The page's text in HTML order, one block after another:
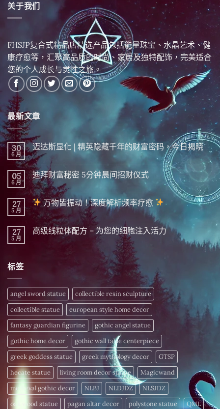
关于我们
FHSJP复合式精品店精选产品包括能量珠宝、水晶艺术、健
康疗愈等，汇聚高品质的时尚、家居及独特配饰，完美适合
您的个人成长与灵性之旅。
最新文章
30
6 月
迈达斯显化 | 精英隐藏千年的财富密码，今日揭晓
在
〈迈
达
斯
显
化
|
精
英
隐
藏
千
年
晓〉
中
尚
無
留
言
05
6 月
迪拜财富秘密 5分钟晨间招财仪式
在
〈迪
拜
财
富
秘
密 5
分
钟
尚
無
留
言
27
5 月
万物皆振动！深度解析频率疗愈
在
万
频
率
疗
愈
〉
中
尚
無
留
言
27
5 月
高级线粒体配方 – 为您的细胞注入活力
–
为
您
的
细
胞
注
入
活
力〉
中
标签
angel sword statue
collectible resin sculpture
collectible statue
european style home decor
fantasy guardian figurine
gothic angel statue
gothic home decor
gothic wall table centerpiece
greek goddess statue
greek mythology decor
GTSP
hecate statue
living room decor statue
Magicwand
medieval gothic decor
NLBJ NLDJDZ
NLSJDZ
oak wood statue
pagan altar decor polystone statue
QML